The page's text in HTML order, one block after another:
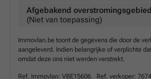
Afgebakend overstromingsgebied
(Niet van toepassing)
Immovlan.be toont de gegevens die door de
aangeleverd. Indien belangrijke of verplichte
omdat deze ons niet werden verstrekt.
Ref. Immovlan: VBE15606 Ref. verkoper: